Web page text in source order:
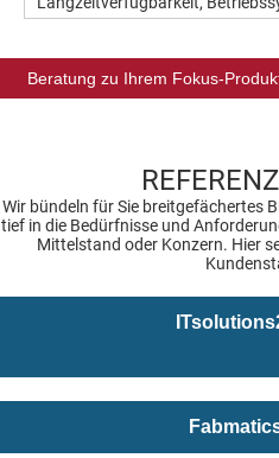
Beratung zu Ihrem Fokus-
Wir bündeln für Sie breitgefächertes
tief in die Bedürfnisse und
Mittelstand oder Konzern. Hier